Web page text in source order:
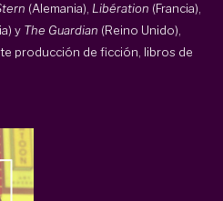
(Alemania), Libération (Francia),
y The Guardian (Reino Unido),
producción de ficción, libros de